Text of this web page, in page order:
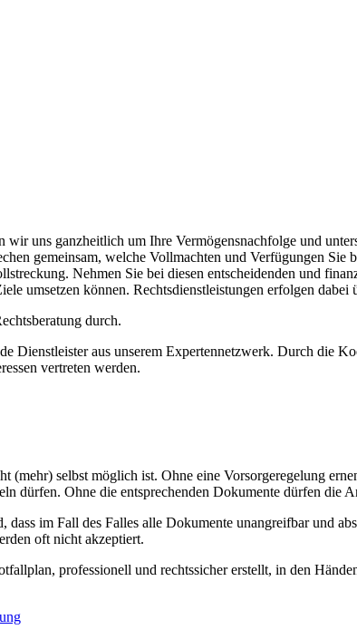
uns ganzheitlich um Ihre Vermögensnachfolge und
gemeinsam, welche Vollmachten und Verfügungen
Nehmen Sie bei diesen entscheidenden und
umsetzen können. Rechtsdienstleistungen erfolgen
durch.
Dienstleister aus unserem Expertennetzwerk. Durch die
vertreten werden.
selbst möglich ist. Ohne eine Vorsorgeregelung
dürfen. Ohne die entsprechenden Dokumente dürfen die
im Fall des Falles alle Dokumente unangreifbar und
oft nicht akzeptiert.
professionell und rechtssicher erstellt, in den